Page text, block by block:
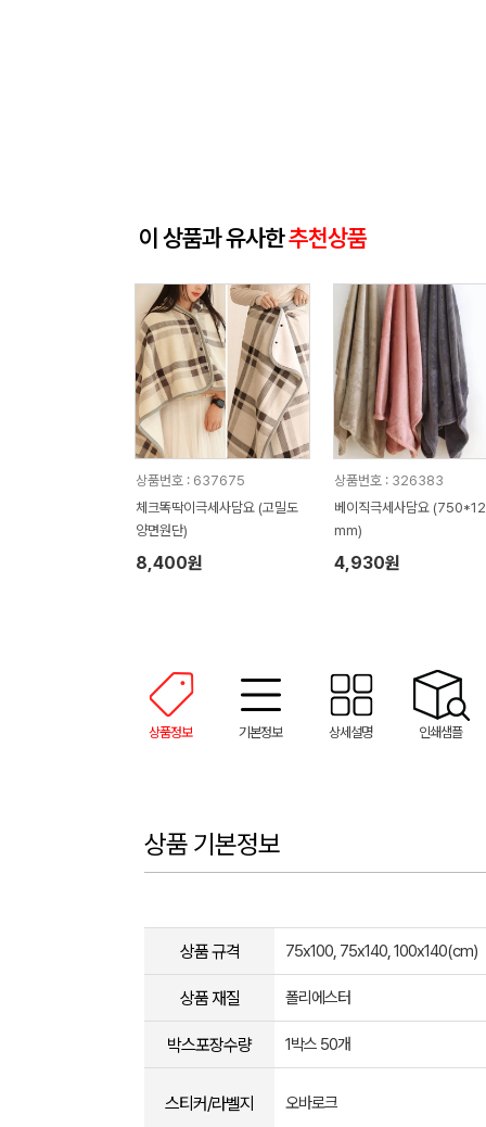
이 상품과 유사한추천상품
상품번호 : 637675
체크똑딱이극세사담요 (고밀도
양면원단)
8,400원
상품번호 : 326383
베이직극세사담요
mm)
4,930원
상품정보 기본정보 상세설명 인쇄샘플
상품 기본정보
상품 규격 75x100, 75x140, 100x140(cm)
상품 재질 폴리에스터
박스포장수량 1박스 50개
스티커/라벨지 오바로크